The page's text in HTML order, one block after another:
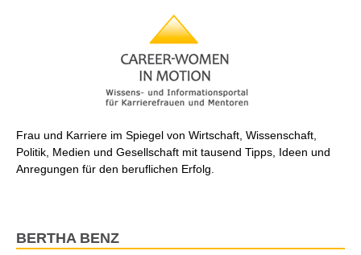
Frau und Karriere im Spiegel von Wirtschaft, Wissenschaft,
Politik, Medien und Gesellschaft mit tausend Tipps, Ideen und
Anregungen für den beruflichen Erfolg.
BERTHA BENZ